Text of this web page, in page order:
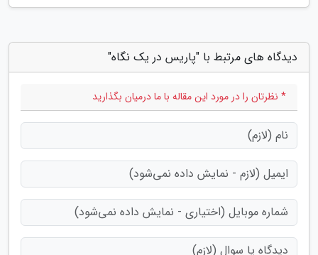
دیدگاه های مرتبط با "پاریس در یک نگاه"
* نظرتان را در مورد این مقاله با ما درمیان بگذارید